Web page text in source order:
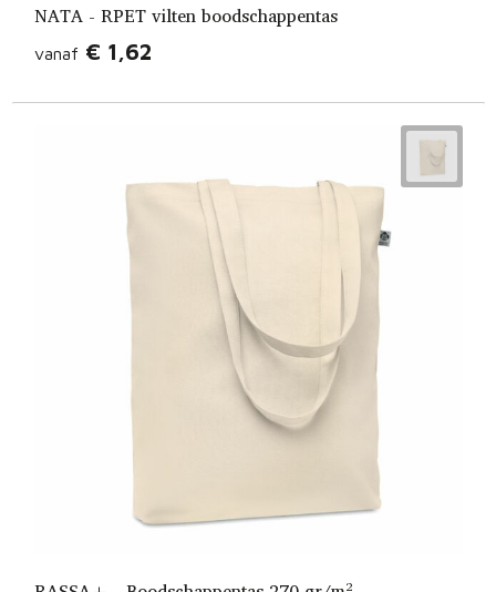
NATA - RPET vilten boodschappentas
vanaf € 1,62